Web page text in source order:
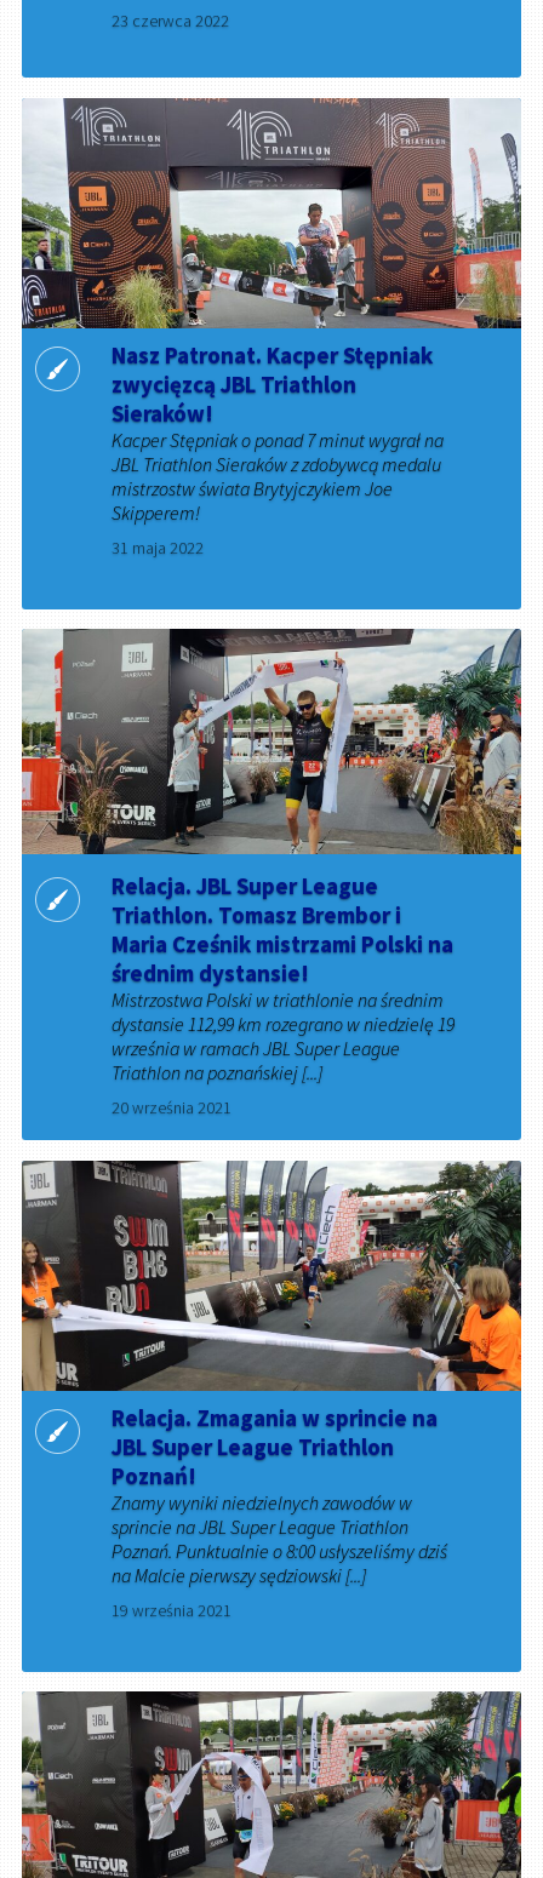
23 czerwca 2022
Nasz Patronat. Kacper Stępniak
zwycięzcą JBL Triathlon
Sieraków!
Kacper Stępniak o ponad 7 minut wygrał na
JBL Triathlon Sieraków z zdobywcą medalu
mistrzostw świata Brytyjczykiem Joe
Skipperem!
31 maja 2022
Relacja. JBL Super League
Triathlon. Tomasz Brembor i
Maria Cześnik mistrzami Polski na
średnim dystansie!
Mistrzostwa Polski w triathlonie na średnim
dystansie 112,99 km rozegrano w niedzielę 19
września w ramach JBL Super League
Triathlon na poznańskiej [...]
20 września 2021
Relacja. Zmagania w sprincie na
JBL Super League Triathlon
Poznań!
Znamy wyniki niedzielnych zawodów w
sprincie na JBL Super League Triathlon
Poznań. Punktualnie o 8:00 usłyszeliśmy dziś
na Malcie pierwszy sędziowski [...]
19 września 2021